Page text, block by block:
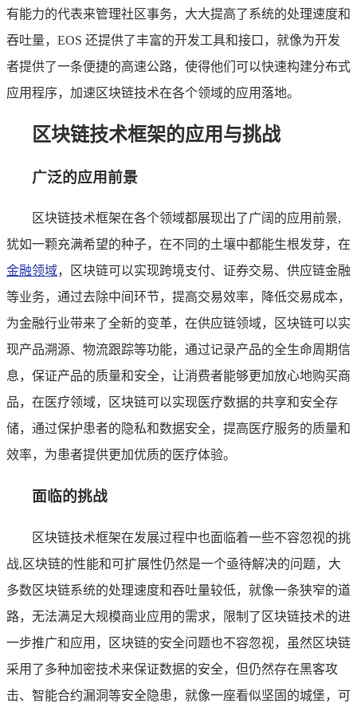
有能力的代表来管理社区事务，大大提高了系统的处理速度和
吞吐量，EOS 还提供了丰富的开发工具和接口，就像为开发
者提供了一条便捷的高速公路，使得他们可以快速构建分布式
应用程序，加速区块链技术在各个领域的应用落地。
区块链技术框架的应用与挑战
广泛的应用前景
区块链技术框架在各个领域都展现出了广阔的应用前景,
犹如一颗充满希望的种子，在不同的土壤中都能生根发芽，在
金融领域，区块链可以实现跨境支付、证券交易、供应链金融
等业务，通过去除中间环节，提高交易效率，降低交易成本，
为金融行业带来了全新的变革，在供应链领域，区块链可以实
现产品溯源、物流跟踪等功能，通过记录产品的全生命周期信
息，保证产品的质量和安全，让消费者能够更加放心地购买商
品，在医疗领域，区块链可以实现医疗数据的共享和安全存
储，通过保护患者的隐私和数据安全，提高医疗服务的质量和
效率，为患者提供更加优质的医疗体验。
面临的挑战
区块链技术框架在发展过程中也面临着一些不容忽视的挑
战,区块链的性能和可扩展性仍然是一个亟待解决的问题，大
多数区块链系统的处理速度和吞吐量较低，就像一条狭窄的道
路，无法满足大规模商业应用的需求，限制了区块链技术的进
一步推广和应用，区块链的安全问题也不容忽视，虽然区块链
采用了多种加密技术来保证数据的安全，但仍然存在黑客攻
击、智能合约漏洞等安全隐患，就像一座看似坚固的城堡，可